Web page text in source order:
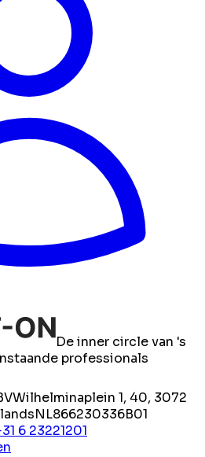
De inner circle van 's
professionals
Wilhelminaplein 1, 40, 3072
NL866230336B01
6 23221201